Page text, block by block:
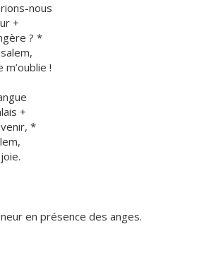
nous
+
? *
m’oublie !
+
*
en présence des anges.